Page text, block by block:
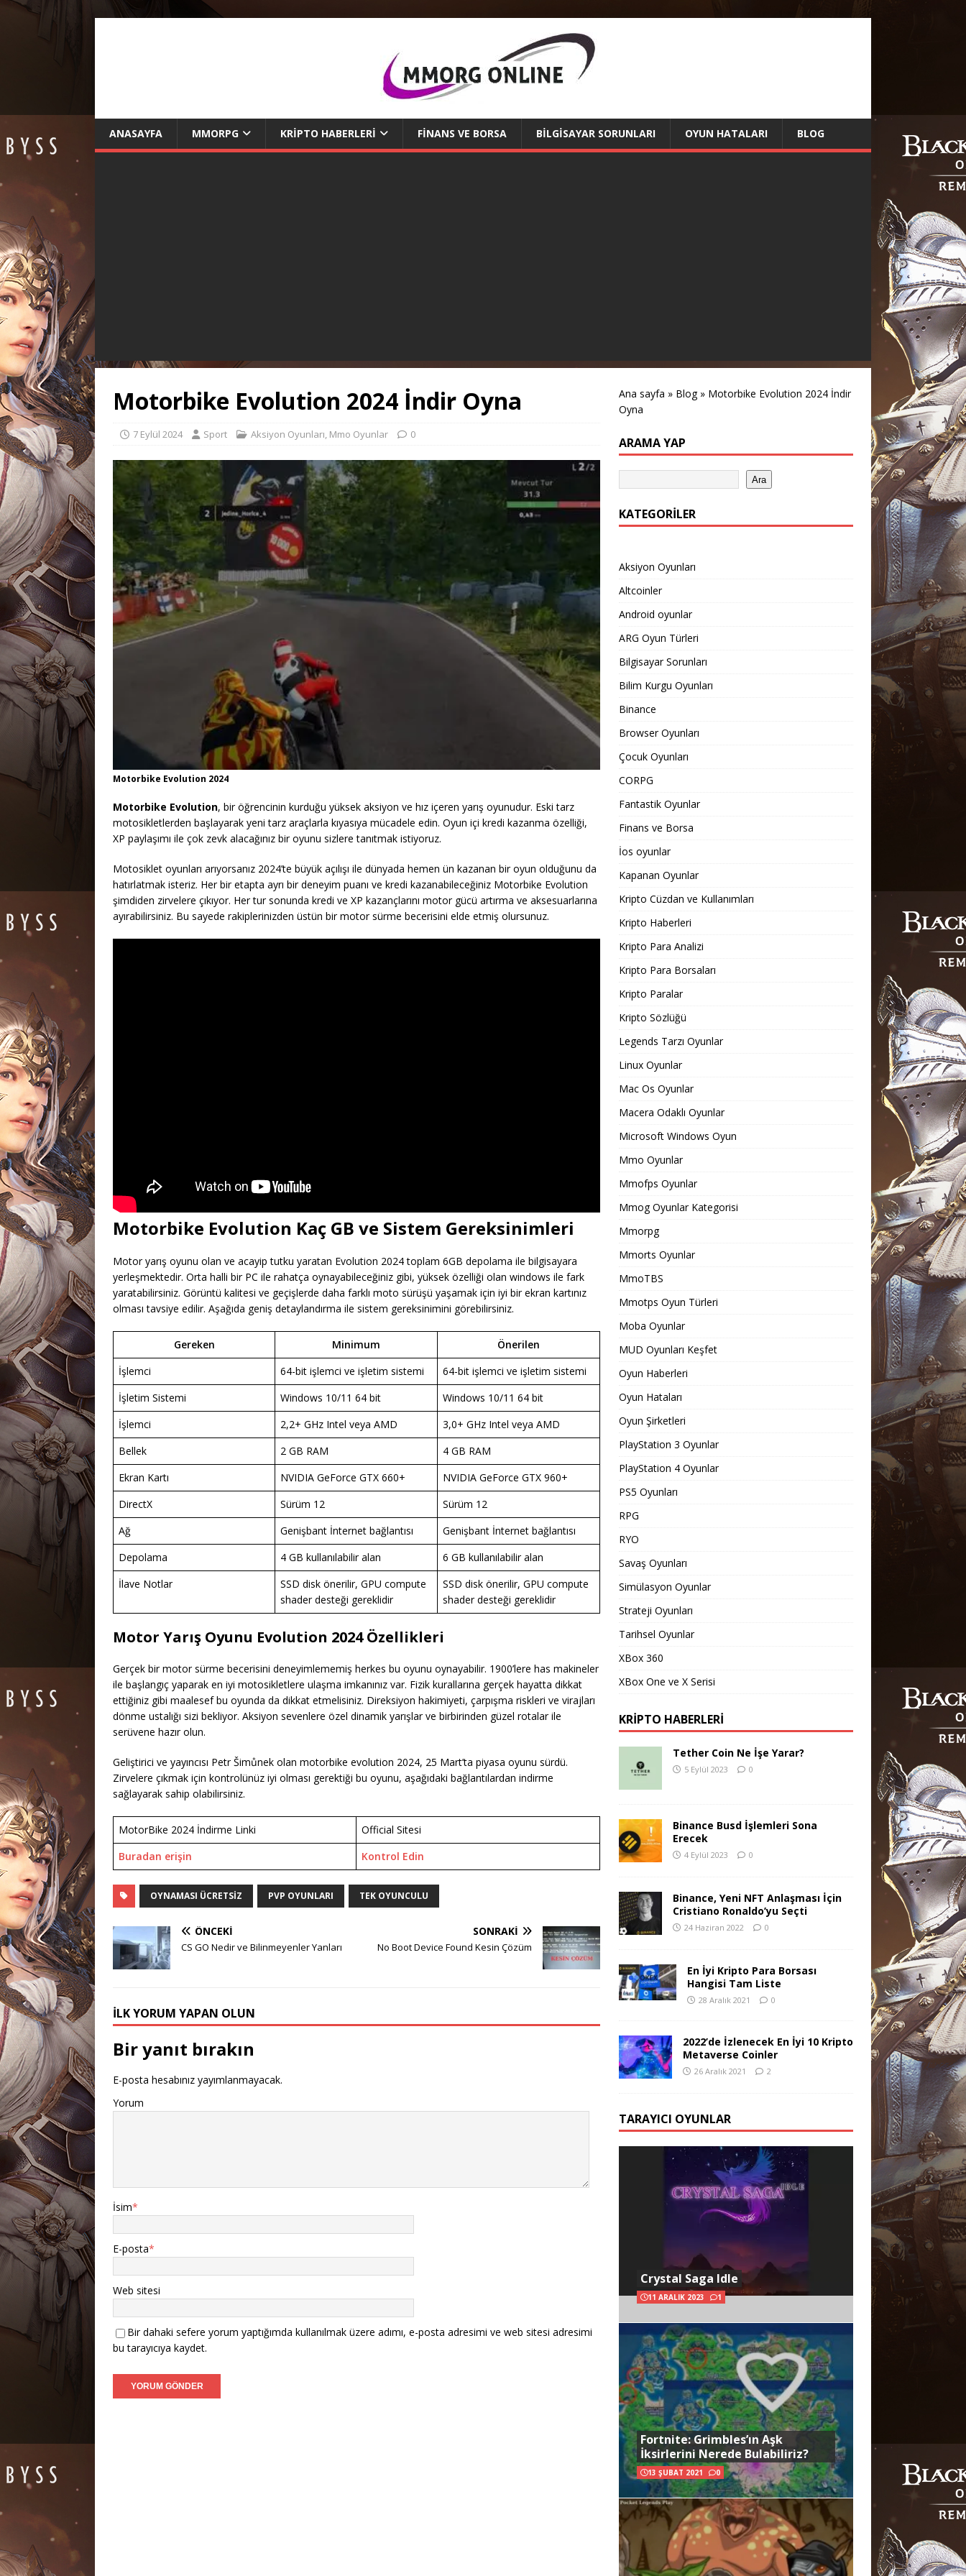
ANASAYFA MMORPG KRIPTO HABERLERI FINANS VE BORSA BILGISAYAR SORUNLARI OYUN HATALARI BLOG
Motorbike Evolution 2024 İndir Oyna
7 Eylül 2024 Sport Aksiyon Oyunları, Mmo Oyunlar 0
Motorbike Evolution 2024
Motorbike Evolution, bir öğrencinin kurduğu yüksek aksiyon ve hız içeren yarış oyunudur. Eski tarz
motosikletlerden başlayarak yeni tarz araçlarla kıyasıya mücadele edin. Oyun içi kredi kazanma özelliği,
XP paylaşımı ile çok zevk alacağınız bir oyunu sizlere tanıtmak istiyoruz.
Motosiklet oyunları arıyorsanız 2024’te büyük açılışı ile dünyada hemen ün kazanan bir oyun olduğunu da
hatırlatmak isteriz. Her bir etapta ayrı bir deneyim puanı ve kredi kazanabileceğiniz Motorbike Evolution
şimdiden zirvelere çıkıyor. Her tur sonunda kredi ve XP kazançlarını motor gücü artırma ve aksesuarlarına
ayırabilirsiniz. Bu sayede rakiplerinizden üstün bir motor sürme becerisini elde etmiş olursunuz.
Motorbike Evolution Kaç GB ve Sistem Gereksinimleri
Motor yarış oyunu olan ve acayip tutku yaratan Evolution 2024 toplam 6GB depolama ile bilgisayara
yerleşmektedir. Orta halli bir PC ile rahatça oynayabileceğiniz gibi, yüksek özelliği olan windows ile fark
yaratabilirsiniz. Görüntü kalitesi ve geçişlerde daha farklı moto sürüşü yaşamak için iyi bir ekran kartınız
olması tavsiye edilir. Aşağıda geniş detaylandırma ile sistem gereksinimini görebilirsiniz.
Gereken Minimum
Önerilen
İşlemci
64-bit işlemci ve işletim sistemi
64-bit işlemci ve işletim sistemi
İşletim Sistemi
Windows 10/11 64 bit
Windows 10/11 64 bit
İşlemci
2,2+ GHz Intel veya AMD
3,0+ GHz Intel veya AMD
Bellek
2 GB RAM
4 GB RAM
Ekran Kartı
NVIDIA GeForce GTX 660+
NVIDIA GeForce GTX 960+
DirectX
Sürüm 12
Sürüm 12
Ağ
Genişbant İnternet bağlantısı
Genişbant İnternet bağlantısı
Depolama
4 GB kullanılabilir alan
6 GB kullanılabilir alan
İlave Notlar
SSD disk önerilir, GPU compute
shader desteği gereklidir
SSD disk önerilir, GPU compute
shader desteği gereklidir
Motor Yarış Oyunu Evolution 2024 Özellikleri
Gerçek bir motor sürme becerisini deneyimlememiş herkes bu oyunu oynayabilir. 1900’lere has makineler
ile başlangıç yaparak en iyi motosikletlere ulaşma imkanınız var. Fizik kurallarına gerçek hayatta dikkat
ettiğiniz gibi maalesef bu oyunda da dikkat etmelisiniz. Direksiyon hakimiyeti, çarpışma riskleri ve virajları
dönme ustalığı sizi bekliyor. Aksiyon sevenlere özel dinamik yarışlar ve birbirinden güzel rotalar ile
serüvene hazır olun.
Geliştirici ve yayıncısı Petr Šimůnek olan motorbike evolution 2024, 25 Mart’ta piyasa oyunu sürdü.
Zirvelere çıkmak için kontrolünüz iyi olması gerektiği bu oyunu, aşağıdaki bağlantılardan indirme
sağlayarak sahip olabilirsiniz.
MotorBike 2024 İndirme Linki
Official Sitesi
Buradan erişin
Kontrol Edin
OYNAMASI ÜCRETSIZ PVP OYUNLARI TEK OYUNCULU
ÖNCEKI
CS GO Nedir ve Bilinmeyenler Yanları
SONRAKI
No Boot Device Found Kesin Çözüm
İLK YORUM YAPAN OLUN
Bir yanıt bırakın
E-posta hesabınız yayımlanmayacak.
Yorum
İsim*
E-posta*
Web sitesi
Bir dahaki sefere yorum yaptığımda kullanılmak üzere adımı, e-posta adresimi ve web sitesi adresimi
bu tarayıcıya kaydet.
Ana sayfa » Blog» Motorbike Evolution 2024 İndir
Oyna
ARAMA YAP
Ara
KATEGORILER
Aksiyon Oyunları
Altcoinler
Android oyunlar
ARG Oyun Türleri
Bilgisayar Sorunları
Bilim Kurgu Oyunları
Binance
Browser Oyunları
Çocuk Oyunları
CORPG
Fantastik Oyunlar
Finans ve Borsa
İos oyunlar
Kapanan Oyunlar
Kripto Cüzdan ve Kullanımları
Kripto Haberleri
Kripto Para Analizi
Kripto Para Borsaları
Kripto Paralar
Kripto Sözlüğü
Legends Tarzı Oyunlar
Linux Oyunlar
Mac Os Oyunlar
Macera Odaklı Oyunlar
Microsoft Windows Oyun
Mmo Oyunlar
Mmofps Oyunlar
Mmog Oyunlar Kategorisi
Mmorpg
Mmorts Oyunlar
MmoTBS
Mmotps Oyun Türleri
Moba Oyunlar
MUD Oyunları Keşfet
Oyun Haberleri
Oyun Hataları
Oyun Şirketleri
PlayStation 3 Oyunlar
PlayStation 4 Oyunlar
PS5 Oyunları
RPG
RYO
Savaş Oyunları
Simülasyon Oyunlar
Strateji Oyunları
Tarihsel Oyunlar
XBox 360
XBox One ve X Serisi
KRIPTO HABERLERI
Tether Coin Ne İşe Yarar?
5 Eylül 2023 0
Binance Busd İşlemleri Sona
Erecek
4 Eylül 2023 0
Binance, Yeni NFT Anlaşması İçin
Cristiano Ronaldo’yu Seçti
24 Haziran 2022 0
En İyi Kripto Para Borsası
Hangisi Tam Liste
28 Aralık 2021 0
2022’de İzlenecek En İyi 10 Kripto
Metaverse Coinler
26 Aralık 2021 2
TARAYICI OYUNLAR
Crystal Saga Idle
11 ARALIK 2023 1
Fortnite: Grimbles’ın Aşk
İksirlerini Nerede Bulabiliriz?
13 ŞUBAT 2021 0